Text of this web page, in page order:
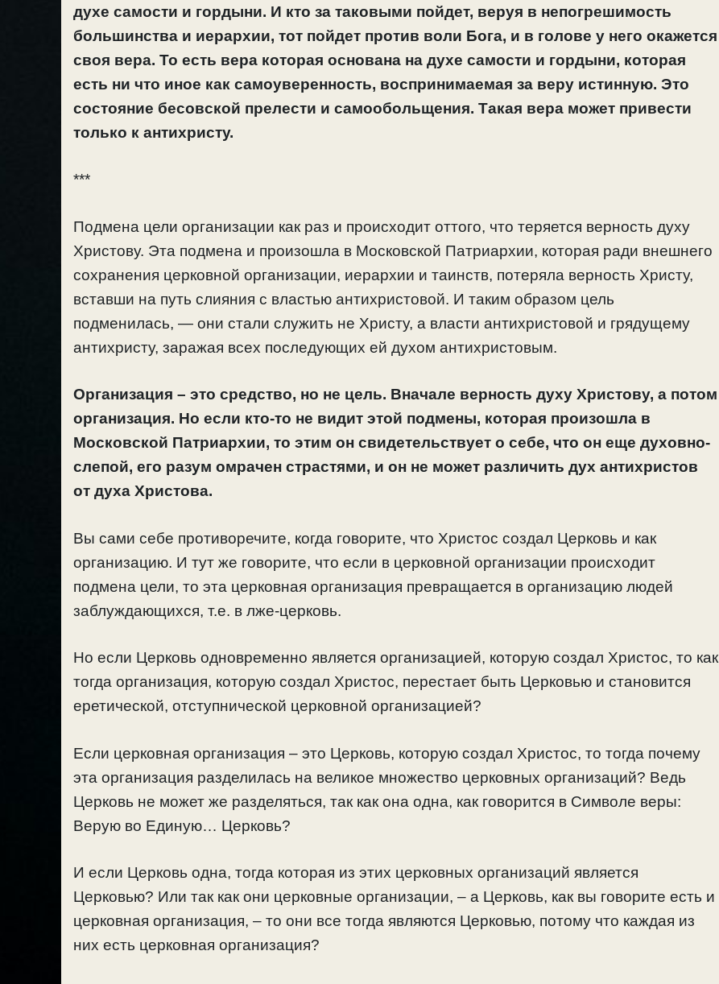
духе самости и гордыни. И кто за таковыми пойдет, веруя в непогрешимость
большинства и иерархии, тот пойдет против воли Бога, и в голове у него окажется
своя вера. То есть вера которая основана на духе самости и гордыни, которая
есть ни что иное как самоуверенность, воспринимаемая за веру истинную. Это
состояние бесовской прелести и самообольщения. Такая вера может привести
только к антихристу.
***
Подмена цели организации как раз и происходит оттого, что теряется верность духу
Христову. Эта подмена и произошла в Московской Патриархии, которая ради внешнего
сохранения церковной организации, иерархии и таинств, потеряла верность Христу,
вставши на путь слияния с властью антихристовой. И таким образом цель
подменилась, — они стали служить не Христу, а власти антихристовой и грядущему
антихристу, заражая всех последующих ей духом антихристовым.
Организация – это средство, но не цель. Вначале верность духу Христову, а потом
организация. Но если кто-то не видит этой подмены, которая произошла в
Московской Патриархии, то этим он свидетельствует о себе, что он еще духовно-
слепой, его разум омрачен страстями, и он не может различить дух антихристов
от духа Христова.
Вы сами себе противоречите, когда говорите, что Христос создал Церковь и как
организацию. И тут же говорите, что если в церковной организации происходит
подмена цели, то эта церковная организация превращается в организацию людей
заблуждающихся, т.е. в лже-церковь.
Но если Церковь одновременно является организацией, которую создал Христос, то как
тогда организация, которую создал Христос, перестает быть Церковью и становится
еретической, отступнической церковной организацией?
Если церковная организация – это Церковь, которую создал Христос, то тогда почему
эта организация разделилась на великое множество церковных организаций? Ведь
Церковь не может же разделяться, так как она одна, как говорится в Символе веры:
Верую во Единую… Церковь?
И если Церковь одна, тогда которая из этих церковных организаций является
Церковью? Или так как они церковные организации, – а Церковь, как вы говорите есть и
церковная организация, – то они все тогда являются Церковью, потому что каждая из
них есть церковная организация?